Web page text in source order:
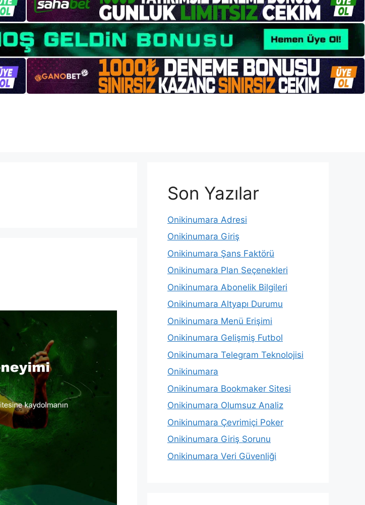
Son Yazılar
Onikinumara Adresi
Onikinumara Giriş
Onikinumara Şans Faktörü
Onikinumara Plan Seçenekleri
Onikinumara Abonelik Bilgileri
Onikinumara Altyapı Durumu
Onikinumara Menü Erişimi
Onikinumara Gelişmiş Futbol
Onikinumara Telegram Teknolojisi
Onikinumara
Onikinumara Bookmaker Sitesi
Onikinumara Olumsuz Analiz
Onikinumara Çevrimiçi Poker
Onikinumara Giriş Sorunu
Onikinumara Veri Güvenliği